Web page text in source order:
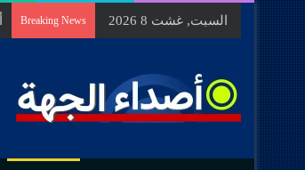
السبت, غشت 8 2026 Breaking News